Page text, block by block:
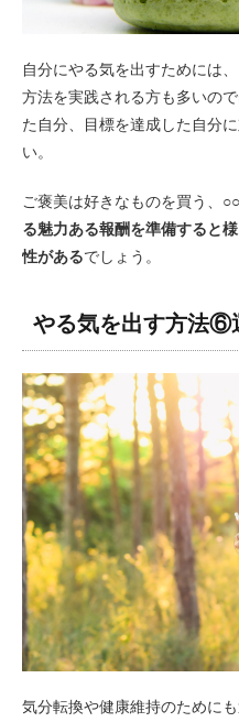
自分にやる気を出すためには
方法を実践される方も多いの
た自分、目標を達成した自分
い。
ご褒美は好きなものを買う、
る魅力ある報酬を準備すると
性があるでしょう。
やる気を出す方法⑥
気分転換や健康維持のために